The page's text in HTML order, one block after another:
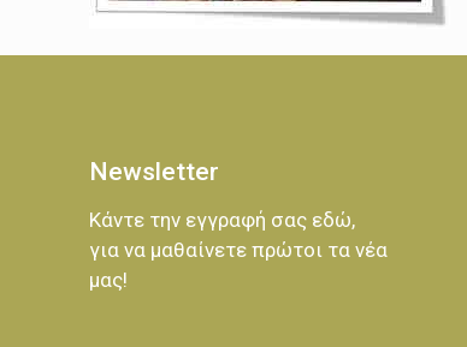
Newsletter
Κάντε την εγγραφή σας εδώ,
για να μαθαίνετε πρώτοι τα νέα
μας!